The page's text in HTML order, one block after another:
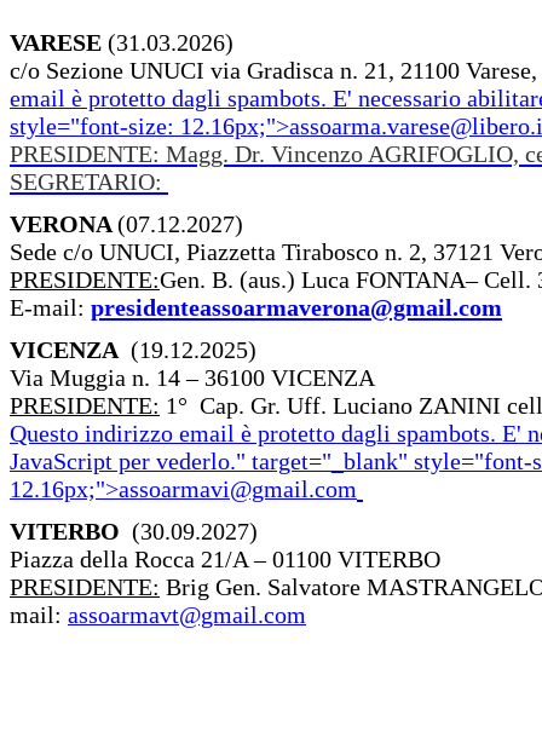
VARESE (31.03.2026)
c/o Sezione UNUCI via Gradisca n. 21, 21100
email è protetto dagli spambots. E' necessario
style="font-size: 12.16px;">
PRESIDENTE: Magg. Dr. Vincenzo AGRIFOGLIO,
SEGRETARIO:
VERONA(07.12.2027)
Sede c/o UNUCI, Piazzetta Tirabosco n. 2, 37121
PRESIDENTE:Gen. B. (aus.) Luca FONTANA– Cell.
E-mail: presidenteassoarmaverona@gmail.com
VICENZA (19.12.2025)
Via Muggia n. 14 – 36100 VICENZA
PRESIDENTE: 1° Cap. Gr. Uff. Luciano ZANINI
Questo indirizzo email è protetto dagli spambots. E'
JavaScript per vederlo." target="_blank" style="font-
12.16px;">assoarmavi@gmail.com
VITERBO (30.09.2027)
Piazza della Rocca 21/A – 01100 VITERBO
PRESIDENTE: Brig Gen. Salvatore
mail: assoarmavt@gmail.com